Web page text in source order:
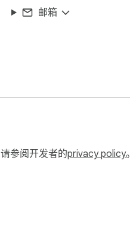
邮箱
参阅开发者的privacy policy。